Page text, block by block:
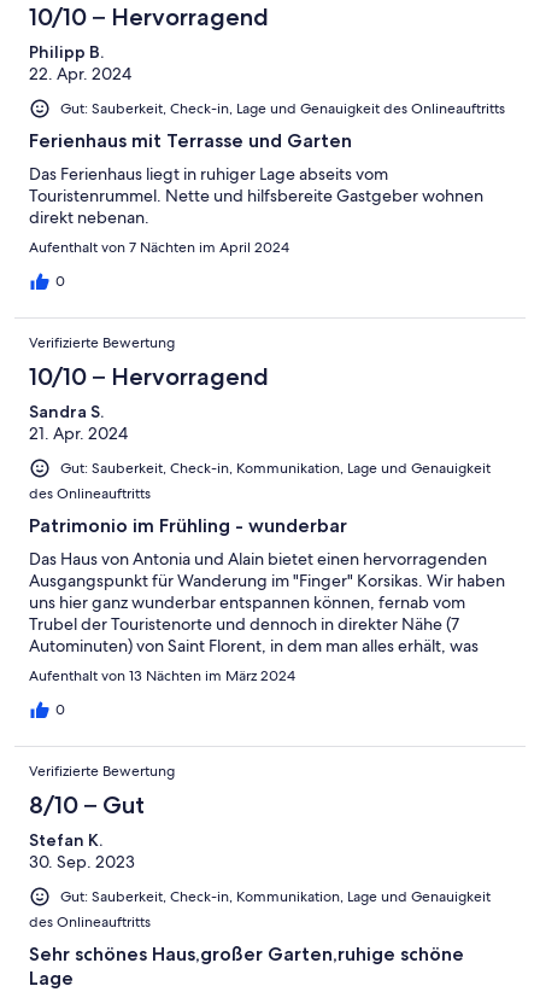
10/10 – Hervorragend
Philipp B.
22. Apr. 2024
Gut: Sauberkeit, Check-in, Lage und Genauigkeit des Onlineauftritts
Ferienhaus mit Terrasse und Garten
Das Ferienhaus liegt in ruhiger Lage abseits vom
Touristenrummel. Nette und hilfsbereite Gastgeber wohnen
direkt nebenan.
Aufenthalt von 7 Nächten im April 2024
0
Verifizierte Bewertung
10/10 – Hervorragend
Sandra S.
21. Apr. 2024
Gut: Sauberkeit, Check-in, Kommunikation, Lage und Genauigkeit
des Onlineauftritts
Patrimonio im Frühling - wunderbar
Das Haus von Antonia und Alain bietet einen hervorragenden
Ausgangspunkt für Wanderung im "Finger" Korsikas. Wir haben
uns hier ganz wunderbar entspannen können, fernab vom
Trubel der Touristenorte und dennoch in direkter Nähe (7
Autominuten) von Saint Florent, in dem man alles erhält, was
man zur Verpflegung benötigt. Die Vermieter wohnen direkt
jederzeit gewahrt wird. Bei Problemen und Schwierigkeiten
Tipps für Ausflüge und interessante Orte. Und wenn sich die
Situation ergibt, trinkt man am Abend gemeinsam ein Gläschen
Wein. Vielen Dank dafür, liebe Antonia und lieber Alain. Ihr seid
hervorragende Gastgeber und Vermieter.
Aufenthalt von 13 Nächten im März 2024
0
Verifizierte Bewertung
8/10 – Gut
Stefan K.
30. Sep. 2023
Gut: Sauberkeit, Check-in, Kommunikation, Lage und Genauigkeit
des Onlineauftritts
Sehr schönes Haus,großer Garten,ruhige schöne
Lage